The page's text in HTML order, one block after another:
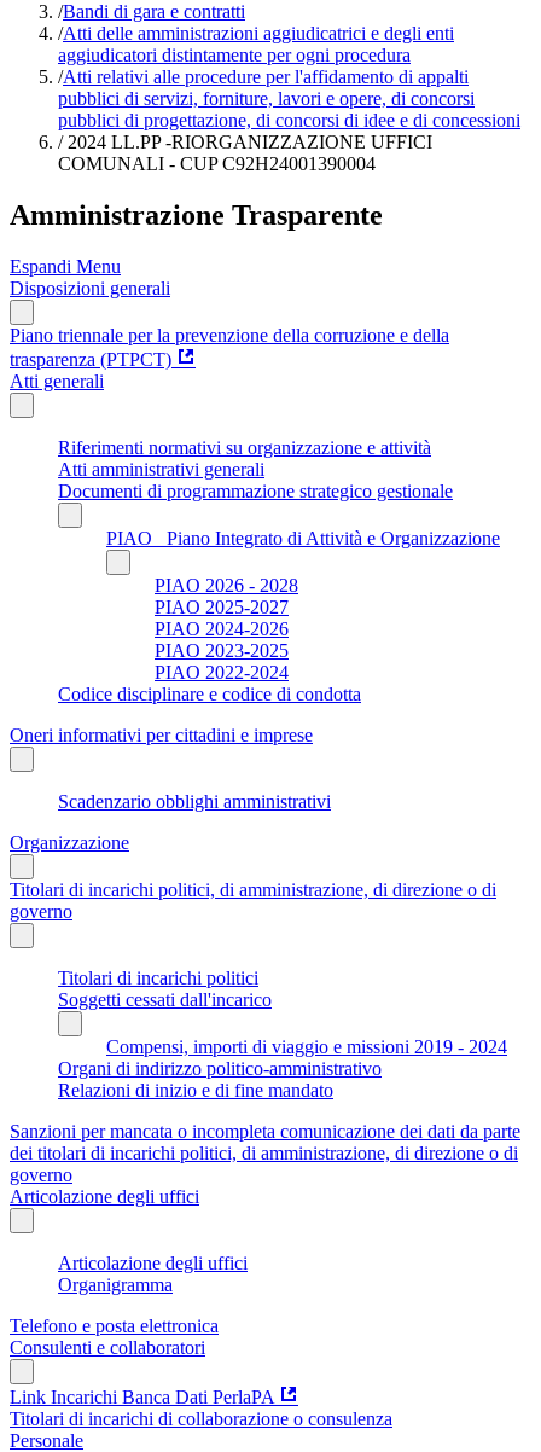
/Bandi di gara e contratti
/Atti delle amministrazioni aggiudicatrici e degli enti
aggiudicatori distintamente per ogni procedura
/Atti relativi alle procedure per l'affidamento di appalti
pubblici di servizi, forniture, lavori e opere, di concorsi
pubblici di progettazione, di concorsi di idee e di concessioni
/2024 LL.PP -RIORGANIZZAZIONE UFFICI
COMUNALI - CUP C92H24001390004
Amministrazione Trasparente
Espandi Menu
Disposizioni generali
Piano triennale per la prevenzione della corruzione e della
trasparenza (PTPCT)
Atti generali
Riferimenti normativi su organizzazione e attività
Atti amministrativi generali
Documenti di programmazione strategico gestionale
PIAO_ Piano Integrato di Attività e Organizzazione
PIAO 2026 - 2028
PIAO 2025-2027
PIAO 2024-2026
PIAO 2023-2025
PIAO 2022-2024
Codice disciplinare e codice di condotta
Oneri informativi per cittadini e imprese
Scadenzario obblighi amministrativi
Organizzazione
Titolari di incarichi politici, di amministrazione, di direzione o di
governo
Titolari di incarichi politici
Soggetti cessati dall'incarico
Compensi, importi di viaggio e missioni 2019 - 2024
Organi di indirizzo politico-amministrativo
Relazioni di inizio e di fine mandato
Sanzioni per mancata o incompleta comunicazione dei dati da parte
dei titolari di incarichi politici, di amministrazione, di direzione o di
governo
Articolazione degli uffici
Articolazione degli uffici
Organigramma
Telefono e posta elettronica
Consulenti e collaboratori
Link Incarichi Banca Dati PerlaPA
Titolari di incarichi di collaborazione o consulenza
Personale